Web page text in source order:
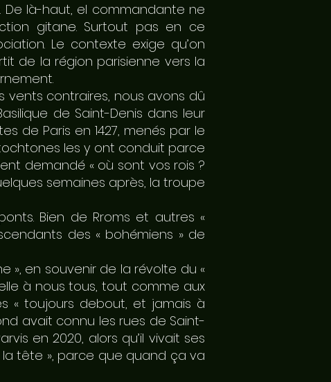
De là-haut, el commandante ne
gitane. Surtout pas en ce
Le contexte exige qu’on
de la région parisienne vers la
vents contraires, nous avons dû
de Saint-Denis dans leur
de Paris en 1427, menés par le
les y ont conduit parce
demandé « où sont vos rois ?
semaines après, la troupe
Bien de Rroms et autres «
des « bohémiens » de
», en souvenir de la révolte du «
à nous tous, tout comme aux
« toujours debout, et jamais à
avait connu les rues de Saint-
en 2020, alors qu’il vivait ses
la tête », parce que quand ça va